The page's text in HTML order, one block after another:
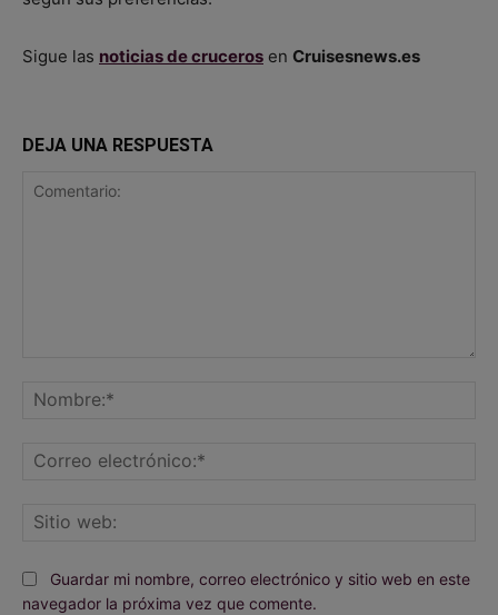
Sigue las noticias de cruceros en Cruisesnews.es
DEJA UNA RESPUESTA
Guardar mi nombre, correo electrónico y sitio web en este
navegador la próxima vez que comente.